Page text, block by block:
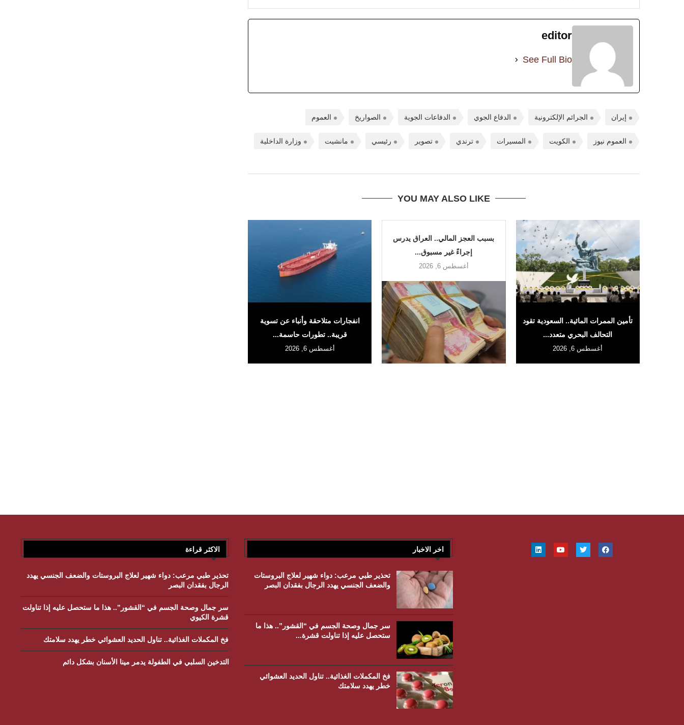
editor
See Full Bio
إيران الجرائم الإلكترونية الدفاع الجوي الدفاعات الجوية الصواريخ العموم
العموم نيوز الكويت المسيرات ترندي تصوير رئيسي مانشيت وزارة الداخلية
YOU MAY ALSO LIKE
انفجارات متلاحقة وأنباء عن تسوية
قريبة.. تطورات حاسمة...
أغسطس 6, 2026
بسبب العجز المالي.. العراق يدرس
إجراءً غير مسبوق...
أغسطس 6, 2026
تأمين الممرات المائية.. السعودية تقود
التحالف البحري متعدد...
أغسطس 6, 2026
اخر الاخبار
تحذير طبي مرعب: دواء شهير لعلاج البروستات
والضعف الجنسي يهدد الرجال بفقدان البصر
سر جمال وصحة الجسم في “القشور”.. هذا ما
ستحصل عليه إذا تناولت قشرة...
فخ المكملات الغذائية.. تناول الحديد العشوائي
خطر يهدد سلامتك
الاكثر قراءة
تحذير طبي مرعب: دواء شهير لعلاج البروستات والضعف الجنسي يهدد
الرجال بفقدان البصر
سر جمال وصحة الجسم في “القشور”.. هذا ما ستحصل عليه إذا تناولت
قشرة الكيوي
فخ المكملات الغذائية.. تناول الحديد العشوائي خطر يهدد سلامتك
التدخين السلبي في الطفولة يدمر مينا الأسنان بشكل دائم